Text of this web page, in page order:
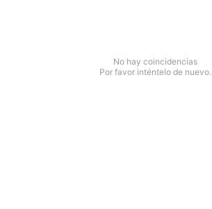
No hay coincidencias
Por favor inténtelo de nuevo.